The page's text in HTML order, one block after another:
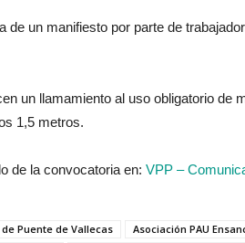
de un manifiesto por parte de
un llamamiento al uso obligatorio de
1,5 metros.
de la convocatoria en: VPP –
Puente de Vallecas
Asociación PAU